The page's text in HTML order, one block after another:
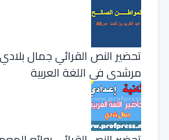
تحضير النص القرائي جمال
مرشدي في اللغة العربية